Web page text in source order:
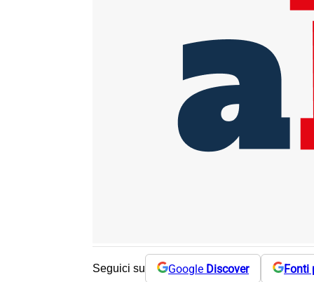
Seguici su Google Discover Fonti